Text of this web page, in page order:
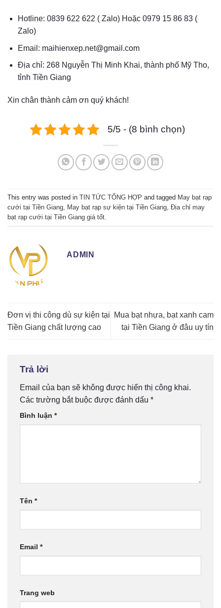
Hotline: 0839 622 622 ( Zalo) Hoặc 0979 15 86 83 (
Zalo)
Email: maihienxep.net@gmail.com
Địa chỉ: 268 Nguyễn Thị Minh Khai, thành phố Mỹ Tho,
tỉnh Tiền Giang
Xin chân thành cảm ơn quý khách!
5/5 - (8 bình chọn)
This entry was posted in TIN TỨC TỔNG HỢP and tagged May bạt rạp
cưới tại Tiền Giang May bạt rạp sự kiện tại Tiền Giang Địa chỉ may
bạt rạp cưới tại Tiền Giang giá tốt
ADMIN
Đơn vị thi công dù sự kiện tại
Tiền Giang chất lượng cao
Mua bạt nhựa, bạt xanh cam
tại Tiền Giang ở đâu uy tín
Trả lời
Email của bạn sẽ không được hiển thị công khai.
Các trường bắt buộc được đánh dấu *
Bình luận *
Tên *
Email *
Trang web